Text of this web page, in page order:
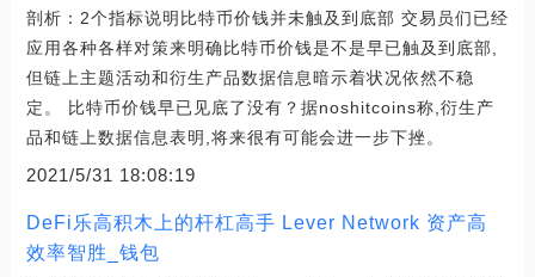
剖析：2个指标说明比特币价钱并未触及到底部 交易员们已经
应用各种各样对策来明确比特币价钱是不是早已触及到底部,
但链上主题活动和衍生产品数据信息暗示着状况依然不稳
定。 比特币价钱早已见底了没有？据noshitcoins称,衍生产
品和链上数据信息表明,将来很有可能会进一步下挫。
2021/5/31 18:08:19
DeFi乐高积木上的杆杠高手 Lever Network 资产高
效率智胜_钱包